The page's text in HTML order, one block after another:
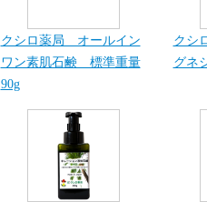
クシロ薬局 オールイン
ワン素肌石鹸 標準重量
90g
クシ
グネ